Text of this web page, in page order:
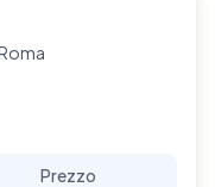
Prezzo